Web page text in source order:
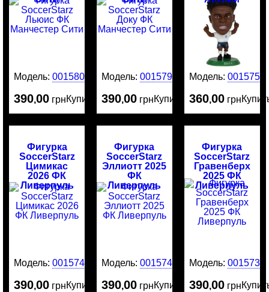
Модель:0015800
390,00 грнКупить
Модель:0015799
390,00 грнКупить
Модель: 0015751
360,00 грн
Фигурка
SoccerStarz
Цимикас
2026 ФК
Ливерпуль
Модель:0015741
390,00 грнКупить
Фигурка
SoccerStarz
Эллиотт 2025
ФК
Ливерпуль
Модель:0015740
390,00 грнКупить
Фигурка
SoccerStarz
Гравенберх
2025 ФК
Ливерпуль
Модель: 0015735
390,00 грн